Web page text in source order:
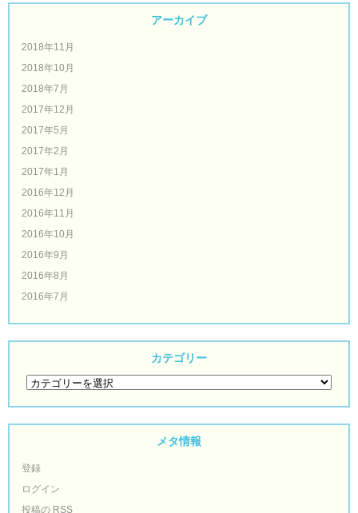
アーカイブ
2018年11月
2018年10月
2018年7月
2017年12月
2017年5月
2017年2月
2017年1月
2016年12月
2016年11月
2016年10月
2016年9月
2016年8月
2016年7月
カテゴリー
メタ情報
登録
ログイン
投稿の RSS